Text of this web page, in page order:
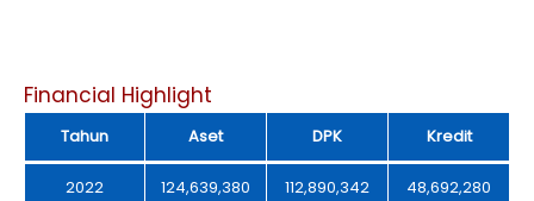
Financial Highlight
Tahun Aset DPK Kredit
2022 124,639,380 112,890,342 48,692,280